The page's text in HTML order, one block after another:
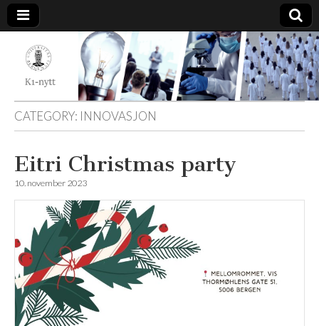
K1-
Nytt
CATEGORY: INNOVASJON
Eitri Christmas party
10. november 2023